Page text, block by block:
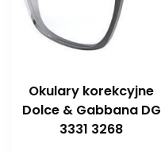
Okulary korekcyjne
Dolce & Gabbana DG
3331 3268